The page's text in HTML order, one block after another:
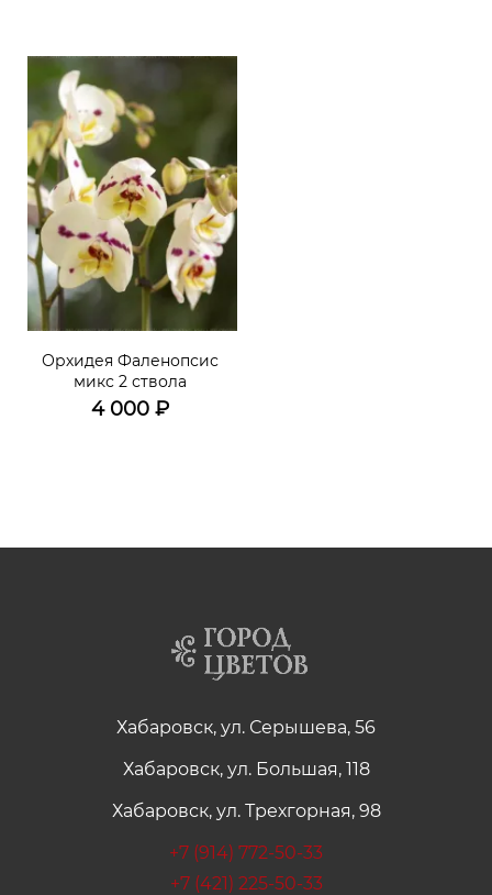
Орхидея Фаленопсис
микс 2 ствола
4 000₽
Хабаровск, ул. Серышева, 56
Хабаровск, ул. Большая, 118
Хабаровск, ул. Трехгорная, 98
+7 (914) 772-50-33
+7 (421) 225-50-33